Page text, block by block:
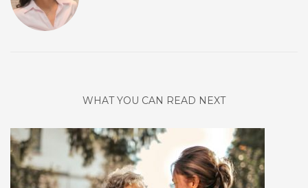
WHAT YOU CAN READ NEXT